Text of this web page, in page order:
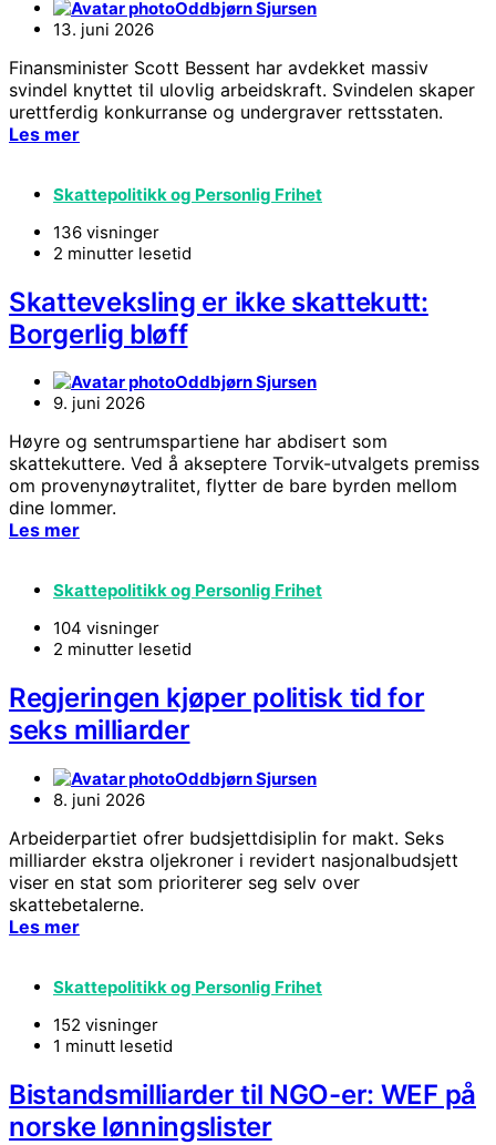
Oddbjørn Sjursen
13. juni 2026
Finansminister Scott Bessent har avdekket massiv
svindel knyttet til ulovlig arbeidskraft. Svindelen skaper
urettferdig konkurranse og undergraver rettsstaten.
Les mer
Skattepolitikk og Personlig Frihet
136 visninger
2 minutter lesetid
Skatteveksling er ikke skattekutt:
Borgerlig bløff
Oddbjørn Sjursen
9. juni 2026
Høyre og sentrumspartiene har abdisert som
skattekuttere. Ved å akseptere Torvik-utvalgets premiss
om provenynøytralitet, flytter de bare byrden mellom
dine lommer.
Les mer
Skattepolitikk og Personlig Frihet
104 visninger
2 minutter lesetid
Regjeringen kjøper politisk tid for
seks milliarder
Oddbjørn Sjursen
8. juni 2026
Arbeiderpartiet ofrer budsjettdisiplin for makt. Seks
milliarder ekstra oljekroner i revidert nasjonalbudsjett
viser en stat som prioriterer seg selv over
skattebetalerne.
Les mer
Skattepolitikk og Personlig Frihet
152 visninger
1 minutt lesetid
Bistandsmilliarder til NGO-er: WEF på
norske lønningslister